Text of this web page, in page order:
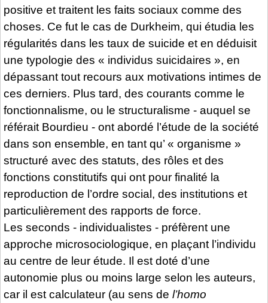
positive et traitent les faits sociaux comme des
choses. Ce fut le cas de Durkheim, qui étudia les
régularités dans les taux de suicide et en déduisit
une typologie des « individus suicidaires », en
dépassant tout recours aux motivations intimes de
ces derniers. Plus tard, des courants comme le
fonctionnalisme, ou le structuralisme - auquel se
référait Bourdieu - ont abordé l’étude de la société
dans son ensemble, en tant qu’ « organisme »
structuré avec des statuts, des rôles et des
fonctions constitutifs qui ont pour finalité la
reproduction de l’ordre social, des institutions et
particulièrement des rapports de force.
Les seconds - individualistes - préfèrent une
approche microsociologique, en plaçant l’individu
au centre de leur étude. Il est doté d’une
autonomie plus ou moins large selon les auteurs,
car il est calculateur (au sens de l’homo